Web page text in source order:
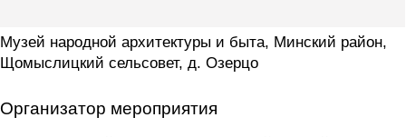
Музей народной архитектуры и быта, Минский район,
Щомыслицкий сельсовет, д. Озерцо
Организатор мероприятия